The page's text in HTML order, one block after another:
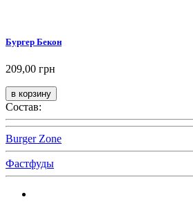
Бургер Бекон
209,00 грн
Состав:
Burger Zone
Фастфуды